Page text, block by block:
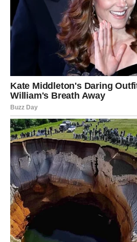
NOVAC DONOSI
NOVE
Finansijska situacija ulazi u
Moguće su nove poslovne prilike.
Napredovanje.
Važan projekat.